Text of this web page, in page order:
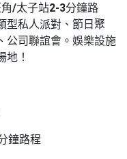
/太子站2-3分鐘路
型私人派對、節日聚
公司聯誼會。娛樂設施
地！
鐘路程